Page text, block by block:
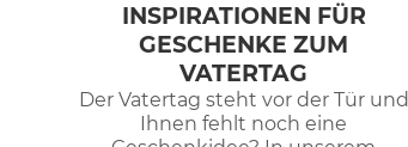
INSPIRATIONEN FÜR
GESCHENKE ZUM
VATERTAG
Der Vatertag steht vor der Tür und
Ihnen fehlt noch eine